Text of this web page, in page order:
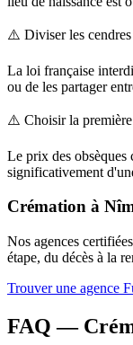
⚠️ Diviser les cendres
La loi française
ou de les partager
⚠️ Choisir la
Le prix des obsèques
significativement
Crémation à
Nos agences
étape, du décès à la
Trouver une agence
FAQ —